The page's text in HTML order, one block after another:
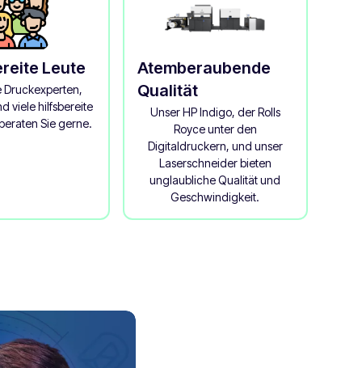
Leute
Druckexperten,
viele hilfsbereite
Sie gerne.
Atemberaubende
Qualität
Unser HP Indigo, der Rolls
Royce unter den
Digitaldruckern, und unser
Laserschneider bieten
unglaubliche Qualität und
Geschwindigkeit.